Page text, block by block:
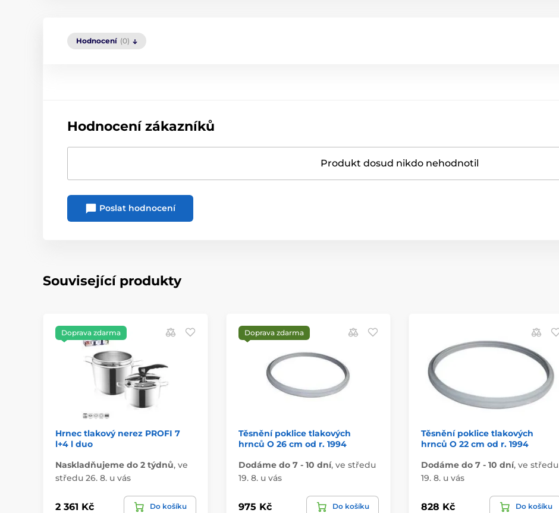
Hodnocení (0)
Hodnocení zákazníků
Produkt dosud nikdo nehodnotil
Poslat hodnocení
Související produkty
Doprava zdarma
Hrnec tlakový nerez PROFI 7
l+4 l duo
Naskladňujeme do 2 týdnů, ve
středu 26. 8. u vás
2 361 Kč Do košíku
Doprava zdarma
Těsnění poklice tlakových
hrnců O 26 cm od r. 1994
Dodáme do 7 - 10 dní, ve středu
19. 8. u vás
975 Kč Do košíku
Těsnění poklice tlakových
hrnců O 22 cm od r. 1994
Dodáme do 7 - 10 dní, ve středu
19. 8. u vás
828 Kč Do košíku